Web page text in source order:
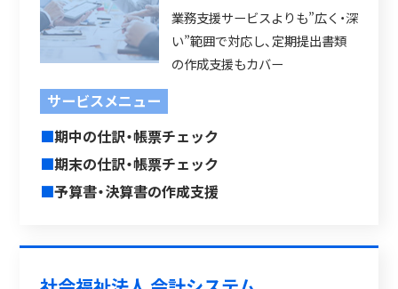
業務支援サービスよりも”広く・深
い”範囲で対応し、定期提出書類
の作成支援もカバー
サービスメニュー
■期中の仕訳・帳票チェック
■期末の仕訳・帳票チェック
■予算書・決算書の作成支援